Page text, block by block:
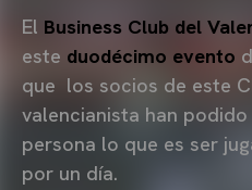
El Business Club del
este duodécimo evento
que los socios de este
valencianista han
persona lo que es ser
por un día.